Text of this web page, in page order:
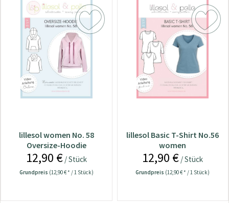
lillesol women No. 58
Oversize-Hoodie
12,90 €/ Stück
Grundpreis (12,90 € * / 1 Stück)
lillesol Basic T-Shirt No.56
women
12,90 € / Stück
Grundpreis (12,90 € * / 1 Stück)